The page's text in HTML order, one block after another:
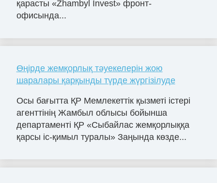
қарасты «Zhambyl Invest» фронт-
офисында...
Өңірде жемқорлық тәуекелерін жою
шаралары қарқынды түрде жүргізілуде
Осы бағытта ҚР Мемлекеттік қызметі істері
агенттінің Жамбыл облысы бойынша
департаменті ҚР «Сыбайлас жемқорлыққа
қарсы іс-қимыл туралы» Заңында көзде...